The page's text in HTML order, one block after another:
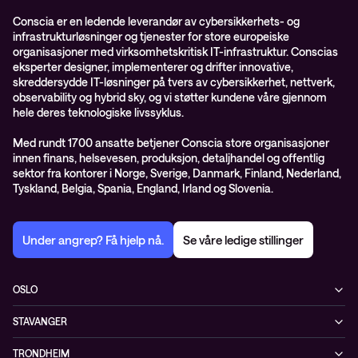
Conscia er en ledende leverandør av cybersikkerhets- og
infrastrukturløsninger og tjenester for store europeiske
organisasjoner med virksomhetskritisk IT-infrastruktur. Conscias
eksperter designer, implementerer og drifter innovative,
skreddersydde IT-løsninger på tvers av cybersikkerhet, nettverk,
observability og hybrid sky, og vi støtter kundene våre gjennom
hele deres teknologiske livssyklus.
Med rundt 1700 ansatte betjener Conscia store organisasjoner
innen finans, helsevesen, produksjon, detaljhandel og offentlig
sektor fra kontorer i Norge, Sverige, Danmark, Finland, Nederland,
Tyskland, Belgia, Spania, England, Irland og Slovenia.
Under angrep? Få hjelp nå. Se våre ledige stillinger
OSLO
0185 Oslo
Norge
STAVANGER
TRONDHEIM